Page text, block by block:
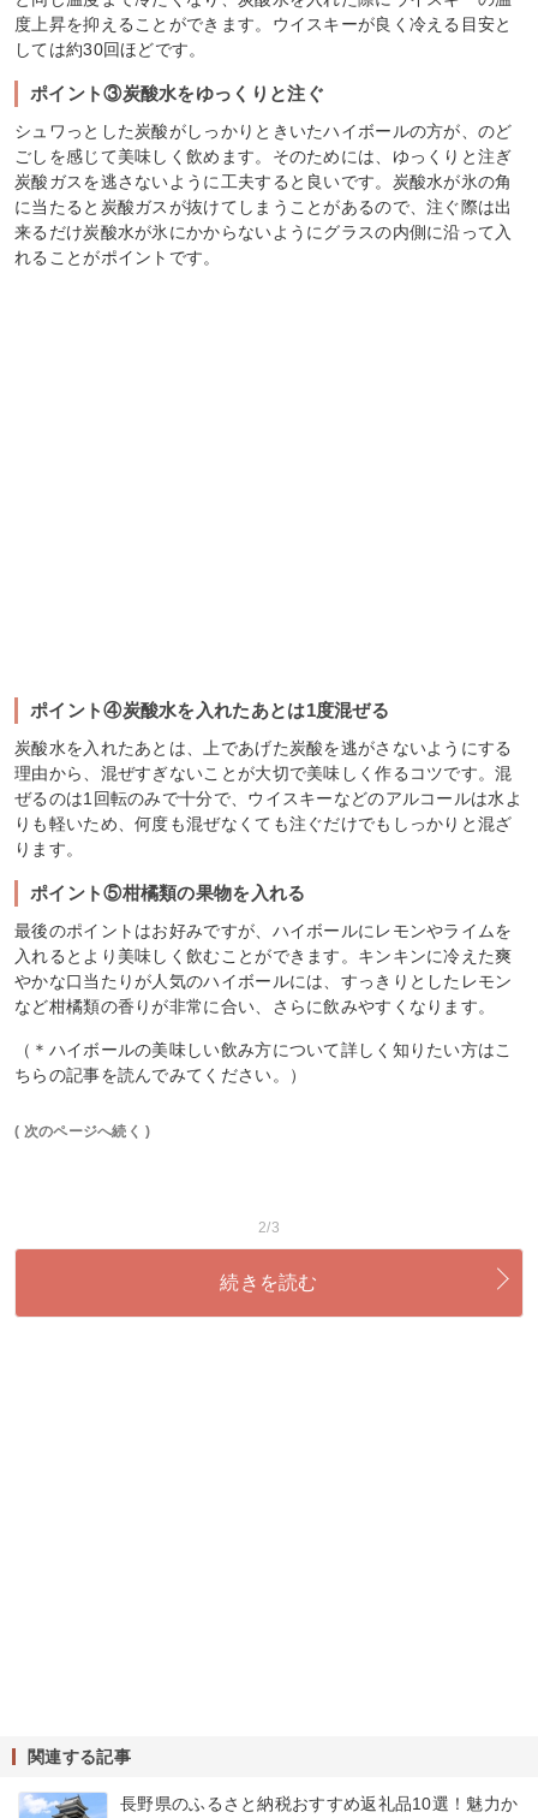
度上昇を抑えることができます。ウイスキーが良く冷える目安と
しては約30回ほどです。
ポイント③炭酸水をゆっくりと注ぐ
シュワっとした炭酸がしっかりときいたハイボールの方が、のど
ごしを感じて美味しく飲めます。そのためには、ゆっくりと注ぎ
炭酸ガスを逃さないように工夫すると良いです。炭酸水が氷の角
に当たると炭酸ガスが抜けてしまうことがあるので、注ぐ際は出
来るだけ炭酸水が氷にかからないようにグラスの内側に沿って入
れることがポイントです。
ポイント④炭酸水を入れたあとは1度混ぜる
炭酸水を入れたあとは、上であげた炭酸を逃がさないようにする
理由から、混ぜすぎないことが大切で美味しく作るコツです。混
ぜるのは1回転のみで十分で、ウイスキーなどのアルコールは水よ
りも軽いため、何度も混ぜなくても注ぐだけでもしっかりと混ざ
ります。
ポイント⑤柑橘類の果物を入れる
最後のポイントはお好みですが、ハイボールにレモンやライムを
入れるとより美味しく飲むことができます。キンキンに冷えた爽
やかな口当たりが人気のハイボールには、すっきりとしたレモン
など柑橘類の香りが非常に合い、さらに飲みやすくなります。
（＊ハイボールの美味しい飲み方について詳しく知りたい方はこ
ちらの記事を読んでみてください。）
( 次のページへ続く )
2/3
続きを読む
関連する記事
長野県のふるさと納税おすすめ返礼品10選！魅力か